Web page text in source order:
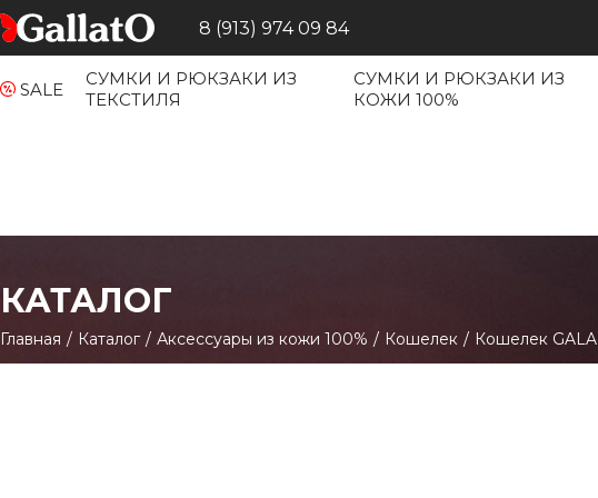
8 (913) 974 09 84
SALE
СУМКИ И РЮКЗАКИ ИЗ
ТЕКСТИЛЯ
СУМКИ И РЮКЗАКИ ИЗ
КОЖИ 100%
КАТАЛОГ
Главная / Каталог / Аксессуары из кожи 100% / Кошелек / Кошелек GALA